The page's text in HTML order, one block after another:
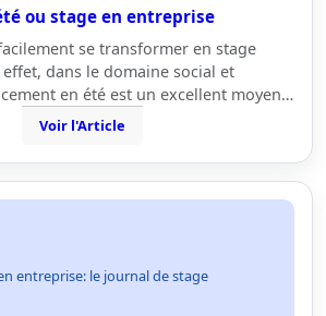
ou stage en entreprise
se transformer en stage
dans le domaine social et
en été est un excellent moyen…
Voir l'Article
entreprise: le journal de stage